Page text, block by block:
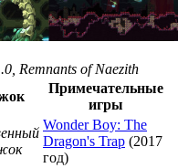
Remnants of Naezith
Примечательные
игры
Wonder Boy: The
Dragon's Trap (2017
год)